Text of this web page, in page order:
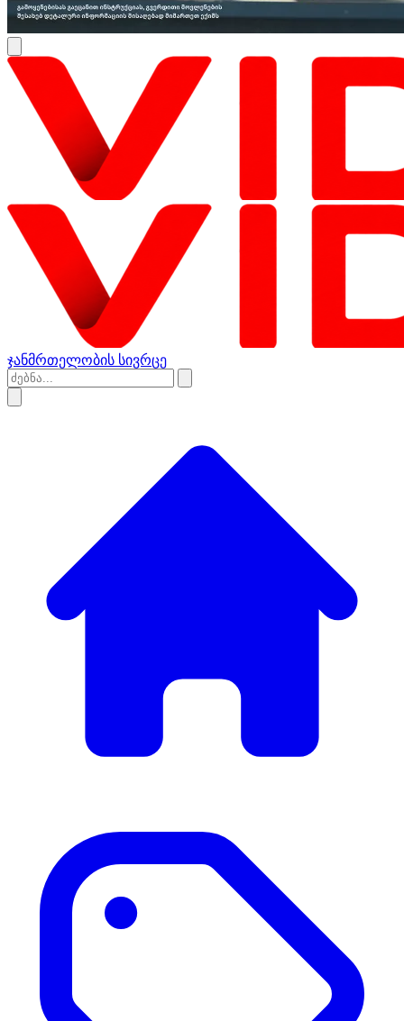
ჯანმრთელობის სივრცე